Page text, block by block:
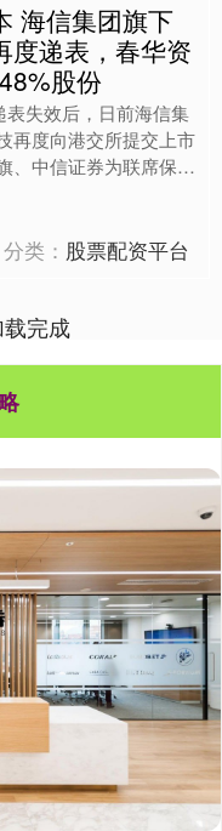
海信集团旗下
度递表，春华资
股份
表失效后，日前海信集
再度向港交所提交上市
、中信证券为联席保荐
示，截至最后实际可
控股....
分类： 股票配资平台
完成